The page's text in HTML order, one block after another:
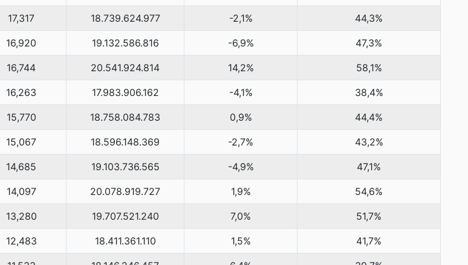
17,317 18.739.624.977 -2,1% 44,3%
16,920 19.132.586.816 -6,9% 47,3%
16,744 20.541.924.814 14,2% 58,1%
16,263 17.983.906.162 -4,1% 38,4%
15,770 18.758.084.783 0,9% 44,4%
15,067 18.596.148.369 -2,7% 43,2%
14,685 19.103.736.565 -4,9% 47,1%
14,097 20.078.919.727 1,9% 54,6%
13,280 19.707.521.240 7,0% 51,7%
12,483 18.411.361.110 1,5% 41,7%